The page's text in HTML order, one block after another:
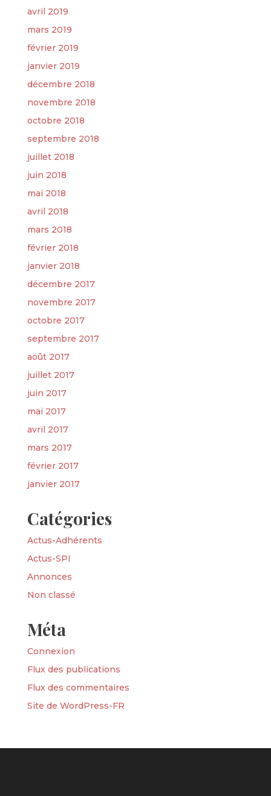
avril 2019
mars 2019
février 2019
janvier 2019
décembre 2018
novembre 2018
octobre 2018
septembre 2018
juillet 2018
juin 2018
mai 2018
avril 2018
mars 2018
février 2018
janvier 2018
décembre 2017
novembre 2017
octobre 2017
septembre 2017
août 2017
juillet 2017
juin 2017
mai 2017
avril 2017
mars 2017
février 2017
janvier 2017
Catégories
Actus-Adhérents
Actus-SPI
Annonces
Non classé
Méta
Connexion
Flux des publications
Flux des commentaires
Site de WordPress-FR